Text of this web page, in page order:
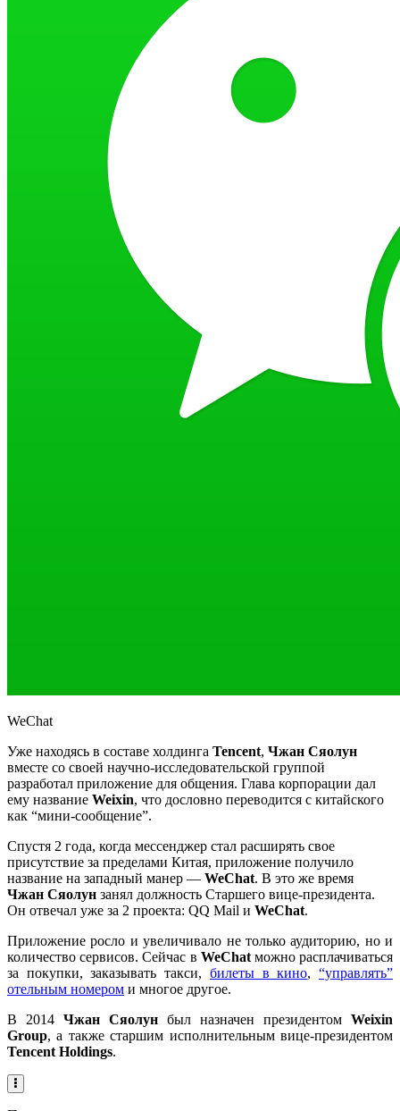
WeChat
Уже находясь в составе холдинга Tencent, Чжан Сяолун
вместе со своей научно-исследовательской группой
разработал приложение для общения. Глава корпорации дал
ему название Weixin, что дословно переводится с китайского
как “мини-сообщение”.
Спустя 2 года, когда мессенджер стал расширять свое
присутствие за пределами Китая, приложение получило
название на западный манер — WeChat. В это же время
Чжан Сяолун занял должность Старшего вице-президента.
Он отвечал уже за 2 проекта: QQ Mail и WeChat.
Приложение росло и увеличивало не только аудиторию, но и
количество сервисов. Сейчас в WeChatможно расплачиваться
за покупки, заказывать такси, билеты в кино,“управлять”
отельным номером и многое другое.
В 2014 Чжан Сяолун был назначен президентом Weixin
Group, а также старшим исполнительным вице-президентом
Tencent Holdings.